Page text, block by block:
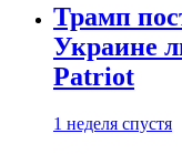
Трамп
Украине
Patriot
1 неделя спустя